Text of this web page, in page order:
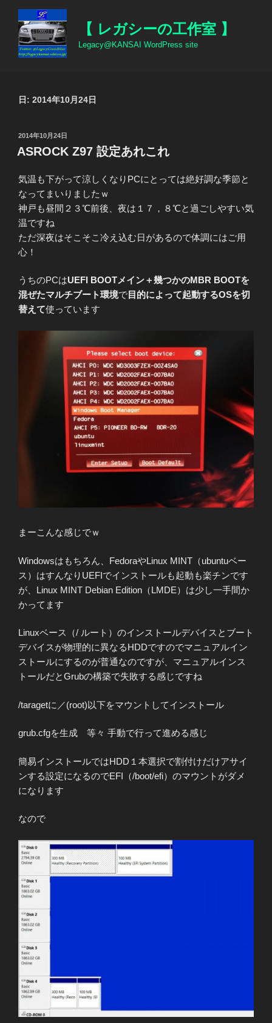
【 レガシーの工作室 】
Legacy@KANSAI WordPress site
日: 2014年10月24日
投
稿
日:
2014年10月24日
ASROCK Z97 設定あれこれ
気温も下がって涼しくなりPCにとっては絶好調な季節と
なってまいりましたｗ
神戸も昼間２３℃前後、夜は１７，８℃と過ごしやすい気
温ですね
ただ深夜はそこそこ冷え込む日があるので体調にはご用
心！
うちのPCはUEFI BOOTメイン＋幾つかのMBR BOOTを
混ぜたマルチブート環境で目的によって起動するOSを切
替えて使っています
まーこんな感じでｗ
Windowsはもちろん、FedoraやLinux MINT（ubuntuベー
ス）はすんなりUEFIでインストールも起動も楽チンです
が、Linux MINT Debian Edition（LMDE）は少し一手間か
かってます
Linuxベース（/ ルート）のインストールデバイスとブート
デバイスが物理的に異なるHDDですのでマニュアルイン
ストールにするのが普通なのですが、マニュアルインス
トールだとGrubの構築で失敗する感じですね
/taragetに／(root)以下をマウントしてインストール
grub.cfgを生成 等々 手動で行って進める感じ
簡易インストールではHDD１本選択で割付けだけアサイ
ンする設定になるのでEFI（/boot/efi）のマウントがダメ
になります
なので